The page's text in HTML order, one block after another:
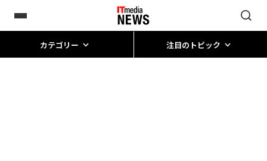
カテゴリー 注目のトピック